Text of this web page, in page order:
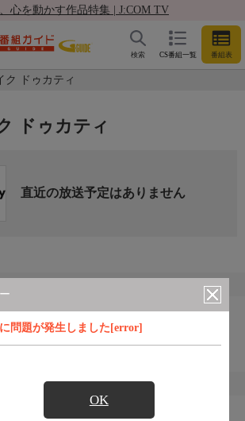
心を動かす作品特集 | J:COM TV
CS番組一覧 番組表
検索
ク ドゥカティ
問題が発生しました[error]
OK
ドゥカティ
直近の放送予定はありません
すすめ番組